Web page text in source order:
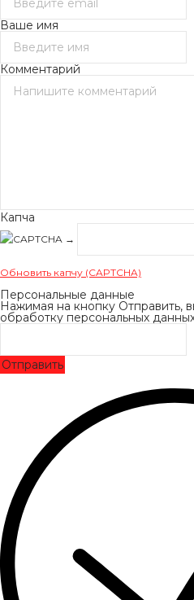
Ваше имя
Комментарий
Капча
→
Обновить капчу (CAPTCHA)
Персональные данные
Нажимая на кнопку Отправить,
обработку персональных
Отправить